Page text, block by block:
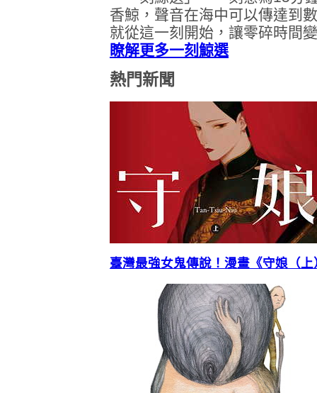
香鯨，聲音在海中可以傳達到
就從這一刻開始，讓零碎時間
瞭解更多一刻鯨選
熱門新聞
臺灣最強女鬼傳說！漫畫《守娘（